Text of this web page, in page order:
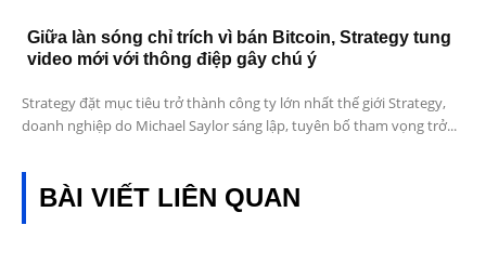
Giữa làn sóng chỉ trích vì bán Bitcoin, Strategy tung
video mới với thông điệp gây chú ý
Strategy đặt mục tiêu trở thành công ty lớn nhất thế giới Strategy,
doanh nghiệp do Michael Saylor sáng lập, tuyên bố tham vọng trở...
BÀI VIẾT LIÊN QUAN